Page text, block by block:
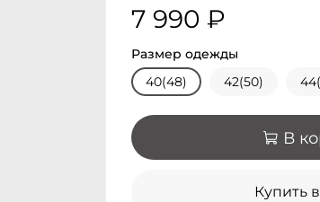
7 990 ₽
Размер одежды
40(48)
42(50)
В
Купить